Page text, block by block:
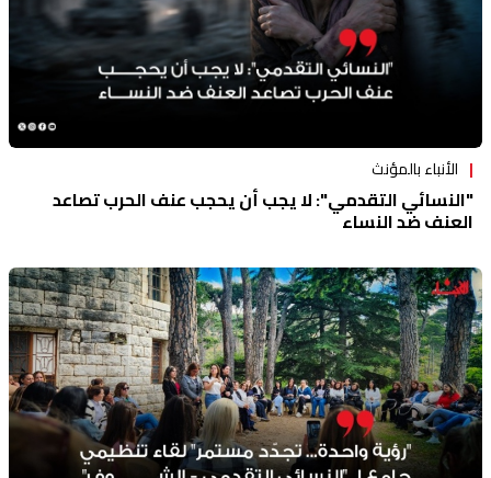
الأنباء بالمؤنث
"النسائي التقدمي": لا يجب أن يحجب عنف الحرب تصاعد
العنف ضد النساء